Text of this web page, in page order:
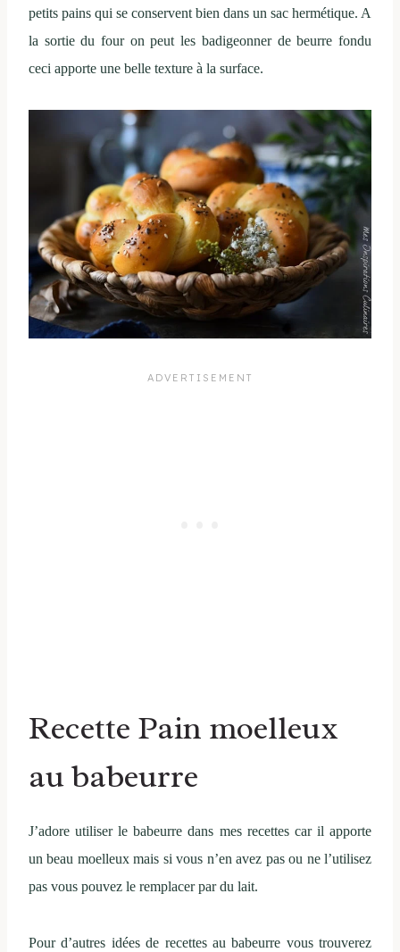
petits pains qui se conservent bien dans un sac hermétique. A
la sortie du four on peut les badigeonner de beurre fondu
ceci apporte une belle texture à la surface.
Recette Pain moelleux
au babeurre
J’adore utiliser le babeurre dans mes recettes car il apporte
un beau moelleux mais si vous n’en avez pas ou ne l’utilisez
pas vous pouvez le remplacer par du lait.
Pour d’autres idées de recettes au babeurre vous trouverez